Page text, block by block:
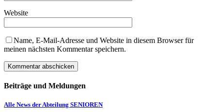
Website
Name, E-Mail-Adresse und Website in diesem Browser für
meinen nächsten Kommentar speichern.
Beiträge und Meldungen
Alle News der Abteilung SENIOREN